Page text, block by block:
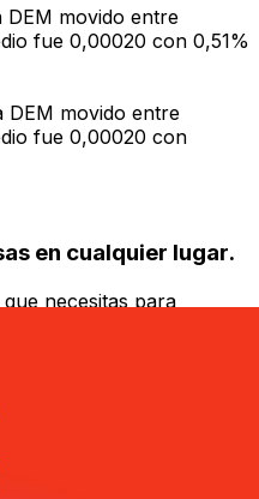
DEM movido entre
fue 0,00020 con 0,51%
DEM movido entre
fue 0,00020 con
en cualquier lugar.
necesitas para
alertas de tipos y
comisiones ocultas.